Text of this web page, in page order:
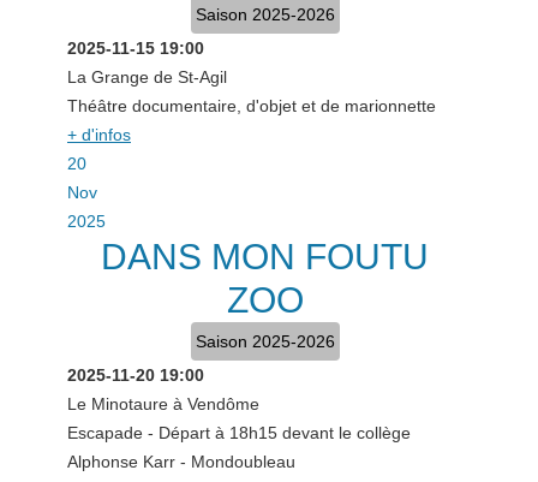
Saison 2025-2026
2025-11-15 19:00
La Grange de St-Agil
Théâtre documentaire, d'objet et de marionnette
+ d'infos
20
Nov
2025
DANS MON FOUTU
ZOO
Saison 2025-2026
2025-11-20 19:00
Le Minotaure à Vendôme
Escapade - Départ à 18h15 devant le collège
Alphonse Karr - Mondoubleau